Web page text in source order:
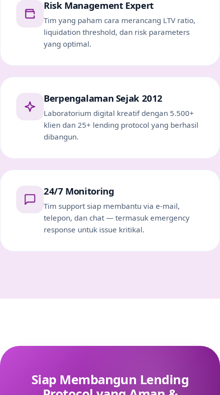
Risk Management Expert
Tim yang paham cara merancang LTV ratio,
liquidation threshold, dan risk parameters
yang optimal.
Berpengalaman Sejak 2012
Laboratorium digital kreatif dengan 5.500+
klien dan 25+ lending protocol yang berhasil
dibangun.
24/7 Monitoring
Tim support siap membantu via e-mail,
telepon, dan chat — termasuk emergency
response untuk issue kritikal.
Siap Membangun Lending